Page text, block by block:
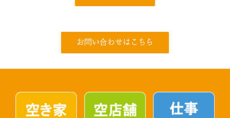
お問い合わせはこちら